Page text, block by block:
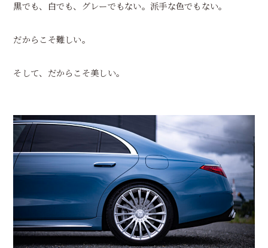
黒でも、白でも、グレーでもない。派手な色でもない。
だからこそ難しい。
そして、だからこそ美しい。